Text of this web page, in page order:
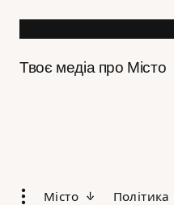
Твоє медіа про Місто
Місто Політика